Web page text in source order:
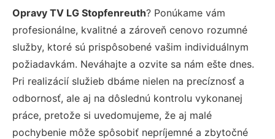
Opravy TV LG Stopfenreuth? Ponúkame vám
profesionálne, kvalitné a zároveň cenovo rozumné
služby, ktoré sú prispôsobené vašim individuálnym
požiadavkám. Neváhajte a ozvite sa nám ešte dnes.
Pri realizácií služieb dbáme nielen na precíznosť a
odbornosť, ale aj na dôslednú kontrolu vykonanej
práce, pretože si uvedomujeme, že aj malé
pochybenie môže spôsobiť nepríjemné a zbytočné